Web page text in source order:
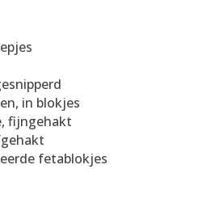
in blokjes
fijngehakt
fetablokjes